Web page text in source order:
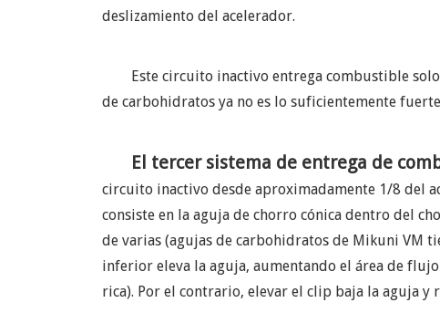
deslizamiento del acelerador.
Este circuito inactivo entrega combustible
de carbohidratos ya no es lo suficientemente
El tercer sistema de entrega de
circuito inactivo desde aproximadamente 1/8 del
consiste en la aguja de chorro cónica dentro del
de varias (agujas de carbohidratos de Mikuni VM
inferior eleva la aguja, aumentando el área de
rica). Por el contrario, elevar el clip baja la aguja